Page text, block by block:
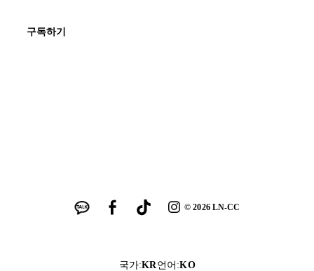
구독하기
©2026LN-CC
국가:KR 언어 :KO